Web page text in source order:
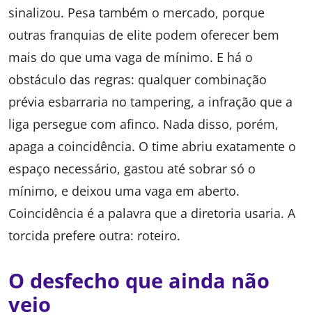
sinalizou. Pesa também o mercado, porque
outras franquias de elite podem oferecer bem
mais do que uma vaga de mínimo. E há o
obstáculo das regras: qualquer combinação
prévia esbarraria no tampering, a infração que a
liga persegue com afinco. Nada disso, porém,
apaga a coincidência. O time abriu exatamente o
espaço necessário, gastou até sobrar só o
mínimo, e deixou uma vaga em aberto.
Coincidência é a palavra que a diretoria usaria. A
torcida prefere outra: roteiro.
O desfecho que ainda não
veio